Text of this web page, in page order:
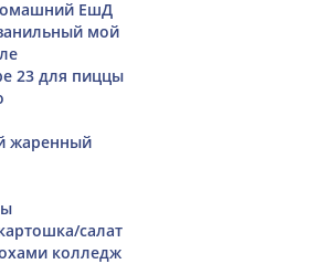
ЕшД
мой
23 для пиццы
жаренный
салат
колледж